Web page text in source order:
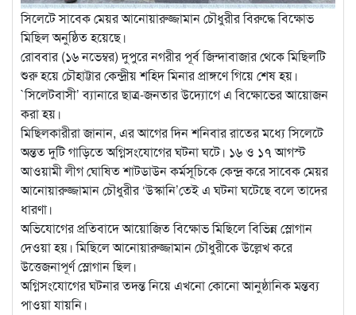
সিলেটে সাবেক মেয়র আনোয়ারুজ্জামান চৌধুরীর বিরুদ্ধে বিক্ষোভ
মিছিল অনুষ্ঠিত হয়েছে।
রোববার (১৬ নভেম্বর) দুপুরে নগরীর পূর্ব জিন্দাবাজার থেকে মিছিলটি
শুরু হয়ে চৌহাট্টার কেন্দ্রীয় শহিদ মিনার প্রাঙ্গণে গিয়ে শেষ হয়।
`সিলেটবাসী’ ব্যানারে ছাত্র-জনতার উদ্যোগে এ বিক্ষোভের আয়োজন
করা হয়।
মিছিলকারীরা জানান, এর আগের দিন শনিবার রাতের মধ্যে সিলেটে
অন্তত দুটি গাড়িতে অগ্নিসংযোগের ঘটনা ঘটে। ১৬ ও ১৭ আগস্ট
আওয়ামী লীগ ঘোষিত শাটডাউন কর্মসূচিকে কেন্দ্র করে সাবেক মেয়র
আনোয়ারুজ্জামান চৌধুরীর ‘উস্কানি’তেই এ ঘটনা ঘটেছে বলে তাদের
ধারণা।
অভিযোগের প্রতিবাদে আয়োজিত বিক্ষোভ মিছিলে বিভিন্ন স্লোগান
দেওয়া হয়। মিছিলে আনোয়ারুজ্জামান চৌধুরীকে উল্লেখ করে
উত্তেজনাপূর্ণ স্লোগান ছিল।
অগ্নিসংযোগের ঘটনার তদন্ত নিয়ে এখনো কোনো আনুষ্ঠানিক মন্তব্য
পাওয়া যায়নি।